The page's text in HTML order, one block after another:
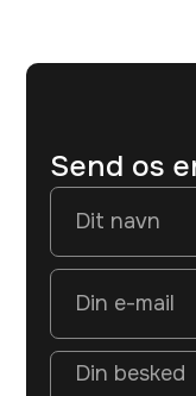
Send os